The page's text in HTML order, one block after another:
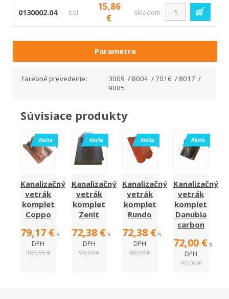
0130002.04 bal
15,86
€
skladom
Parametre
Farebné prevedenie:
3009 / 8004 / 7016 / 8017 /
9005
Súvisiace produkty
Kanalizačný
vetrák
komplet
Coppo
79,17 € s
DPH
105,55 €
Kanalizačný
vetrák
komplet
Zenit
72,38 € s
DPH
96,50 €
Kanalizačný
vetrák
komplet
Rundo
72,38 € s
DPH
96,50 €
Kanalizačný
vetrák
komplet
Danubia
carbon
72,00 € s
DPH
90,00 €